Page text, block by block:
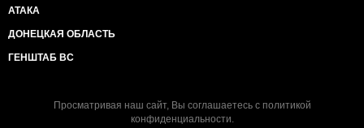
АТАКА
ДОНЕЦКАЯ ОБЛАСТЬ
ГЕНШТАБ ВС
Просматривая наш сайт, Вы соглашаетесь с политикой
конфиденциальности.